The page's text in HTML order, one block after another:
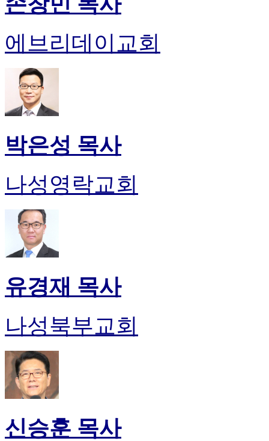
에브리데이교회
박은성 목사
나성영락교회
유경재 목사
나성북부교회
신승훈 목사